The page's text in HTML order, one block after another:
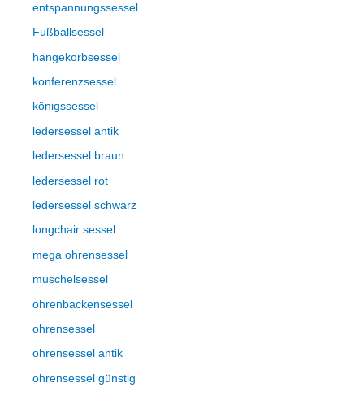
entspannungssessel
Fußballsessel
hängekorbsessel
konferenzsessel
königssessel
ledersessel antik
ledersessel braun
ledersessel rot
ledersessel schwarz
longchair sessel
mega ohrensessel
muschelsessel
ohrenbackensessel
ohrensessel
ohrensessel antik
ohrensessel günstig